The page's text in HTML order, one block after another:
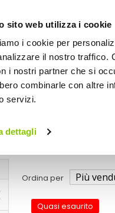
sito web utilizza i cookie
i cookie per
il nostro traffico.
i nostri partner che si
combinarle con altre
servizi.
dettagli
OUTDOOR
posteriore
Ordina per
Quasi esaurito